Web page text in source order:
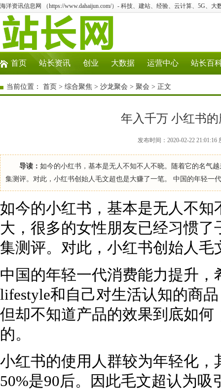
海洋资讯信息网 （https://www.dahaijun.com/）- 科技、建站、经验、云计算、5G、大
首页 站长资讯 创业 大数据 运营中心 站长百
当前位置： 首页 > 综合聚焦 > 沙龙聚会 > 聚会 > 正文
年入千万 小红书
发布时间：2020-02-22
导读： 如今的小红书，基本是无人不知不人不晓。随着它的名气
集测评。对此，小红书创始人毛文超也是大赚了一笔。 中国的年轻一
如今的小红书，基本是无人不
大，很多的女性朋友已经习惯
集测评。对此，小红书创始人毛
中国的年轻一代消费能力提升
lifestyle和自己对生活认知的商
但却不知道产品的效果到底如
的。
小红书的使用人群较为年轻化，
50%是90后。因此毛文超认为